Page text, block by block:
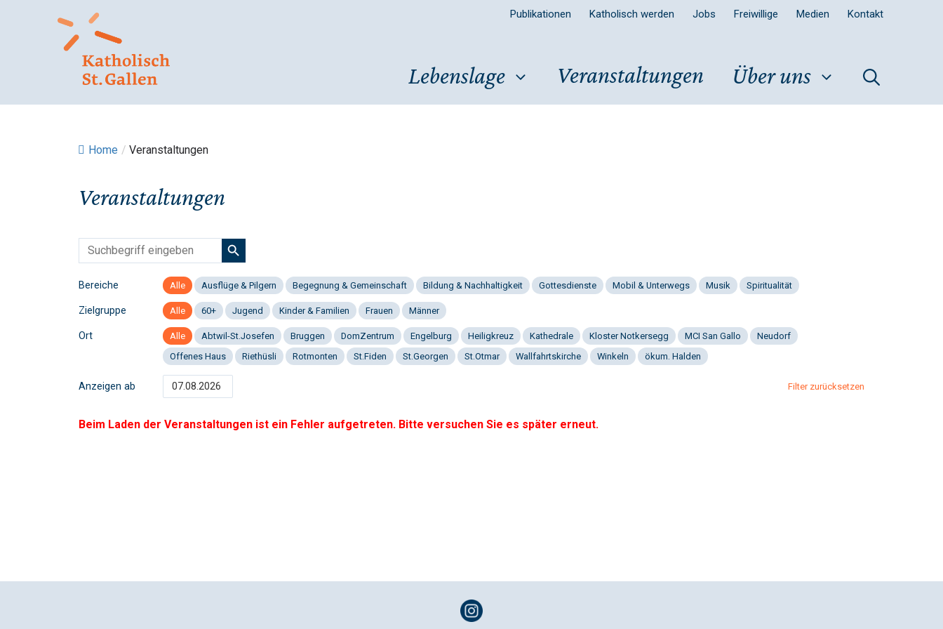
Publikationen Katholisch werden Jobs Freiwillige Medien Kontakt
Lebenslage Veranstaltungen Über uns
Home / Veranstaltungen
Veranstaltungen
Bereiche Alle Ausflüge & Pilgern Begegnung & Gemeinschaft Bildung & Nachhaltigkeit Gottesdienste Mobil & Unterwegs Musik Spiritualität
Zielgruppe Alle 60+ Jugend Kinder & Familien Frauen Männer
Ort Alle Abtwil-St.Josefen Bruggen DomZentrum Engelburg Heiligkreuz Kathedrale Kloster Notkersegg MCI San Gallo
Neudorf
Offenes Haus
Riethüsli Rotmonten St.Fiden St.Georgen St.Otmar Wallfahrtskirche Winkeln ökum. Halden
Anzeigen ab Filter zurücksetzen
Beim Laden der Veranstaltungen ist ein Fehler aufgetreten. Bitte versuchen Sie es später erneut.